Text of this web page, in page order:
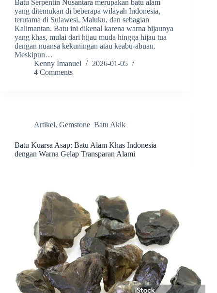
Batu Serpentin Nusantara merupakan batu alam
yang ditemukan di beberapa wilayah Indonesia,
terutama di Sulawesi, Maluku, dan sebagian
Kalimantan. Batu ini dikenal karena warna hijaunya
yang khas, mulai dari hijau muda hingga hijau tua
dengan nuansa kekuningan atau keabu-abuan.
Meskipun…
Kenny Imanuel
2026-01-05
4 Comments
Artikel, Gemstone_Batu Akik
Batu Kuarsa Asap: Batu Alam Khas Indonesia
dengan Warna Gelap Transparan Alami